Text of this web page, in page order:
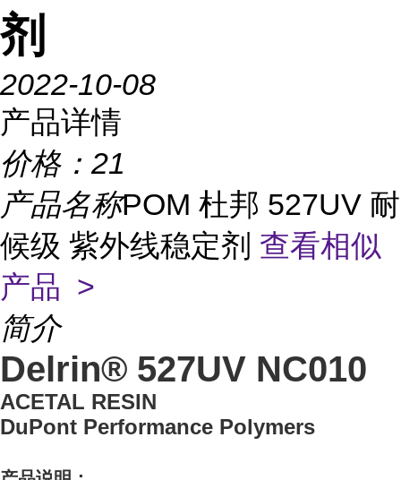
剂
2022-10-08
产品详情
价格： 21
产品名称POM 杜邦 527UV 耐
候级 紫外线稳定剂 查看相似
产品 >
简介
Delrin® 527UV NC010
ACETAL RESIN
DuPont Performance Polymers